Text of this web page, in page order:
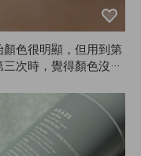
顏色很明顯，但用到第
三次時，覺得顏色沒那
來說，差別其實很細
以還是回購了。